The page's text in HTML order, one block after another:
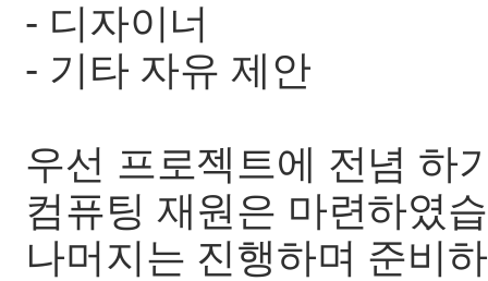
- 디자이너
- 기타 자유 제안
우선 프로젝트에 전념 하
컴퓨팅 재원은 마련하였
나머지는 진행하며 준비